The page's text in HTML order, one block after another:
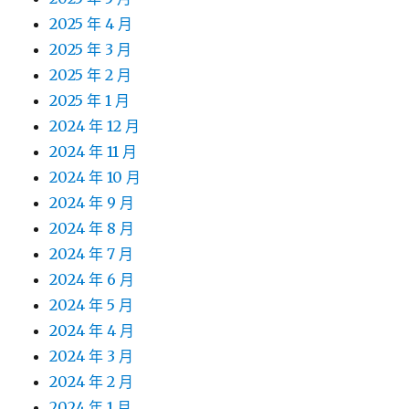
2025 年 4 月
2025 年 3 月
2025 年 2 月
2025 年 1 月
2024 年 12 月
2024 年 11 月
2024 年 10 月
2024 年 9 月
2024 年 8 月
2024 年 7 月
2024 年 6 月
2024 年 5 月
2024 年 4 月
2024 年 3 月
2024 年 2 月